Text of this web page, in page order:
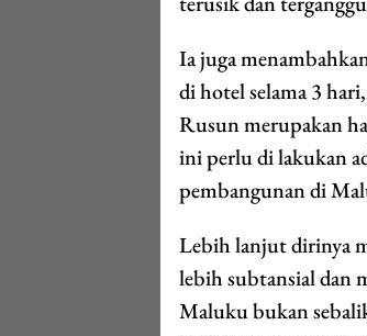
Ia juga
di hotel selama 3
Rusun merupakan
ini perlu di lakukan
pembangunan di
Lebih lanjut dirinya
lebih subtansial dan
Maluku bukan